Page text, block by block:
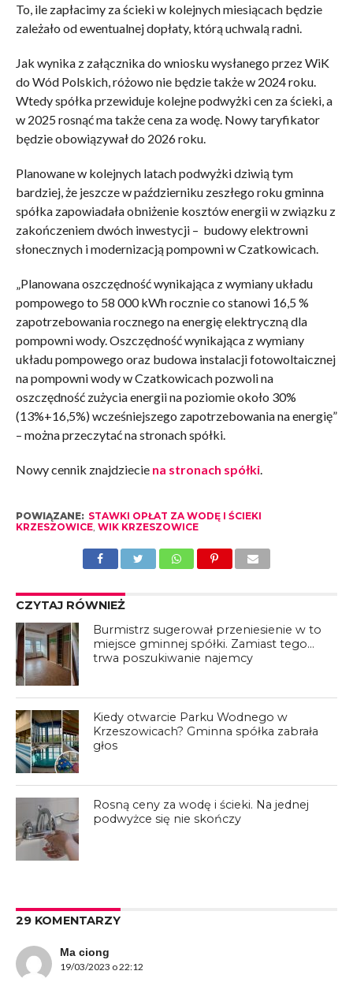
To, ile zapłacimy za ścieki w kolejnych miesiącach będzie
zależało od ewentualnej dopłaty, którą uchwalą radni.
Jak wynika z załącznika do wniosku wysłanego przez WiK
do Wód Polskich, różowo nie będzie także w 2024 roku.
Wtedy spółka przewiduje kolejne podwyżki cen za ścieki, a
w 2025 rosnąć ma także cena za wodę. Nowy taryfikator
będzie obowiązywał do 2026 roku.
Planowane w kolejnych latach podwyżki dziwią tym
bardziej, że jeszcze w październiku zeszłego roku gminna
spółka zapowiadała obniżenie kosztów energii w związku z
zakończeniem dwóch inwestycji – budowy elektrowni
słonecznych i modernizacją pompowni w Czatkowicach.
„Planowana oszczędność wynikająca z wymiany układu
pompowego to 58 000 kWh rocznie co stanowi 16,5 %
zapotrzebowania rocznego na energię elektryczną dla
pompowni wody. Oszczędność wynikająca z wymiany
układu pompowego oraz budowa instalacji fotowoltaicznej
na pompowni wody w Czatkowicach pozwoli na
oszczędność zużycia energii na poziomie około 30%
(13%+16,5%) wcześniejszego zapotrzebowania na energię”
– można przeczytać na stronach spółki.
Nowy cennik znajdziecie na stronach spółki.
POWIĄZANE: STAWKI OPŁAT ZA WODĘ I ŚCIEKI
KRZESZOWICE, WIK KRZESZOWICE
CZYTAJ RÓWNIEŻ
Burmistrz sugerował przeniesienie w to
miejsce gminnej spółki. Zamiast tego…
trwa poszukiwanie najemcy
Kiedy otwarcie Parku Wodnego w
Krzeszowicach? Gminna spółka zabrała
głos
Rosną ceny za wodę i ścieki. Na jednej
podwyżce się nie skończy
29 KOMENTARZY
Ma ciong
19/03/2023 o 22:12